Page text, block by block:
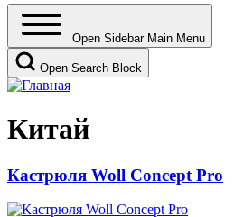
Open Sidebar Main Menu
Open Search Block
Китай
Кастрюля Woll Concept Pro